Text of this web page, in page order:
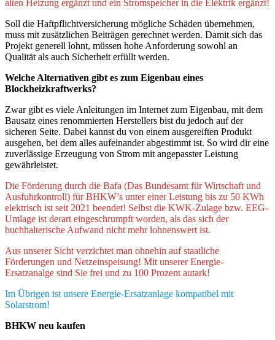
alten Heizung ergänzt und ein Stromspeicher in die Elektrik ergänzt!
Soll die Haftpflichtversicherung mögliche Schäden übernehmen,
muss mit zusätzlichen Beiträgen gerechnet werden. Damit sich das
Projekt generell lohnt, müssen hohe Anforderung sowohl an
Qualität als auch Sicherheit erfüllt werden.
Welche Alternativen gibt es zum Eigenbau eines
Blockheizkraftwerks?
Zwar gibt es viele Anleitungen im Internet zum Eigenbau, mit dem
Bausatz eines renommierten Herstellers bist du jedoch auf der
sicheren Seite. Dabei kannst du von einem ausgereiften Produkt
ausgehen, bei dem alles aufeinander abgestimmt ist. So wird dir eine
zuverlässige Erzeugung von Strom mit angepasster Leistung
gewährleistet.
Die Förderung durch die Bafa (Das Bundesamt für Wirtschaft und
Ausfuhrkontroll) für BHKW’s unter einer Leistung bis zu 50 KWh
elektrisch ist seit 2021 beendet! Selbst die KWK-Zulage bzw. EEG-
Umlage ist derart eingeschrumpft worden, als das sich der
buchhalterische Aufwand nicht mehr lohnenswert ist.
Aus unserer Sicht verzichtet man ohnehin auf staatliche
Förderungen und Netzeinspeisung! Mit unserer Energie-
Ersatzanalge sind Sie frei und zu 100 Prozent autark!
Im Übrigen ist unsere Energie-Ersatzanlage kompatibel mit
Solarstrom!
BHKW neu kaufen